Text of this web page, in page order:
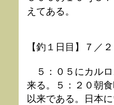
えてある。
【釣１日目】７／
５：０５にカルロ
来る。５：２０朝
以来である。日本